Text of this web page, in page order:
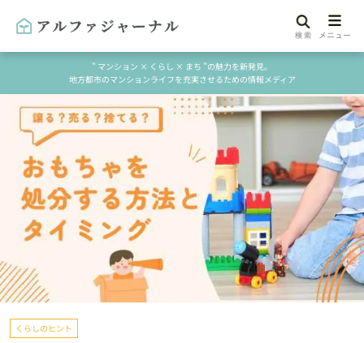
" マンション × くらし × まち "の魅力を新発見。
地方都市のマンションライフを充実させるための情報メディア
くらしのヒント